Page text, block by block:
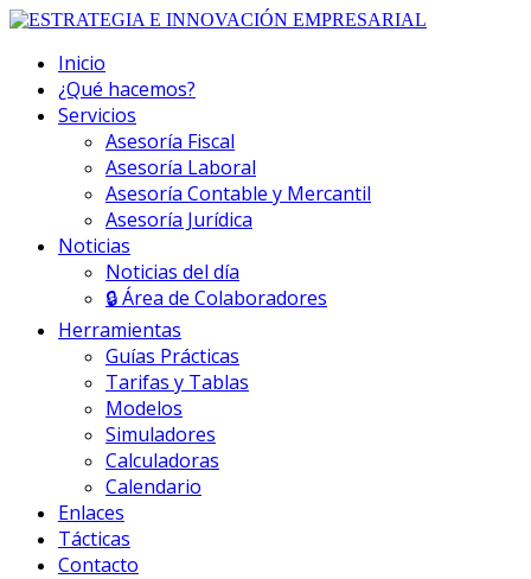
Inicio
¿Qué hacemos?
Servicios
Asesoría Fiscal
Asesoría Laboral
Asesoría Contable y Mercantil
Asesoría Jurídica
Noticias
Noticias del día
🔒 Área de Colaboradores
Herramientas
Guías Prácticas
Tarifas y Tablas
Modelos
Simuladores
Calculadoras
Calendario
Enlaces
Tácticas
Contacto